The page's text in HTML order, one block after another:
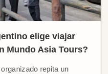
elige viajar
Mundo Asia Tours?
repita un